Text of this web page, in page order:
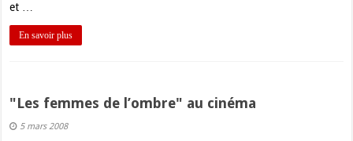
et …
En savoir plus
"Les femmes de l’ombre" au cinéma
5 mars 2008